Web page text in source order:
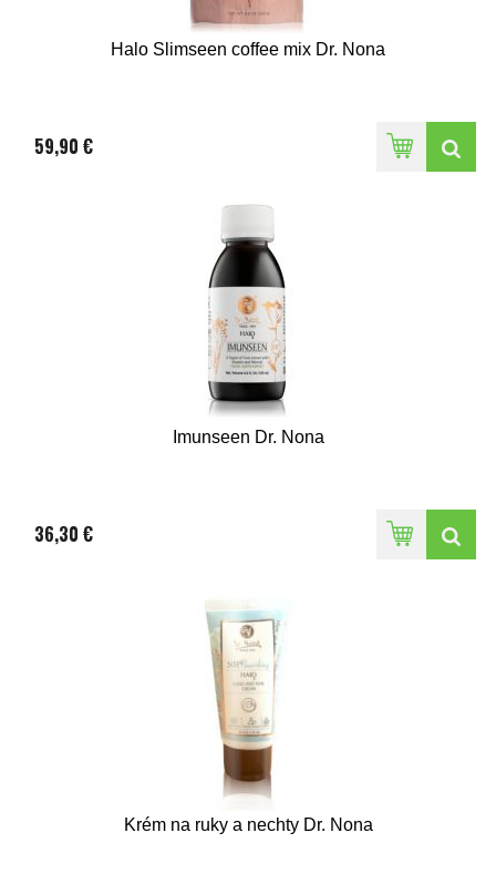
Halo Slimseen coffee mix Dr. Nona
59,90 €
Imunseen Dr. Nona
36,30 €
Krém na ruky a nechty Dr. Nona